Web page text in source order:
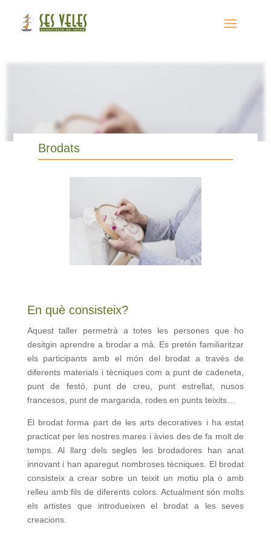
Brodats
En què consisteix?
Aquest taller permetrà a totes les persones que ho
desitgin aprendre a brodar a mà. Es pretén familiaritzar
els participants amb el món del brodat a través de
diferents materials i tècniques com a punt de cadeneta,
punt de festó, punt de creu, punt estrellat, nusos
francesos, punt de margarida, rodes en punts teixits…
El brodat forma part de les arts decoratives i ha estat
practicat per les nostres mares i àvies des de fa molt de
temps. Al llarg dels segles les brodadores han anat
innovant i han aparegut nombroses tècniques. El brodat
consisteix a crear sobre un teixit un motiu pla o amb
relleu amb fils de diferents colors. Actualment són molts
els artistes que introdueixen el brodat a les seves
creacions.